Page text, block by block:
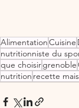
AlimentationCuisine
nutritionniste du
que choisirgrenoble
nutrition recette